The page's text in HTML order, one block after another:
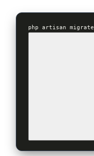
php artisan migrate